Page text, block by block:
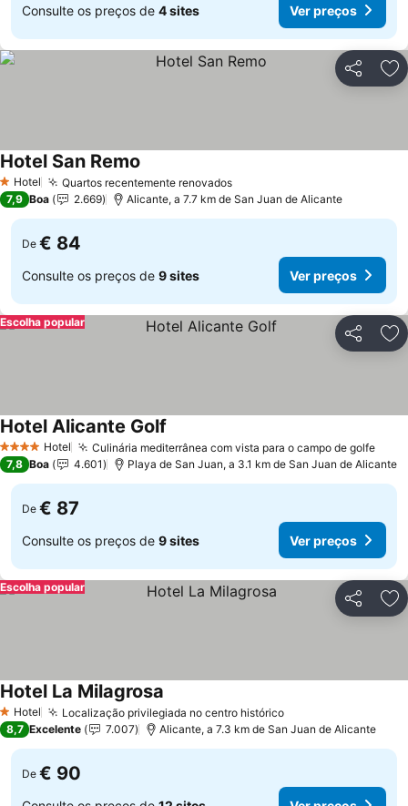
Consulte os preços de 4 sites Ver preços
Partilhar
1 Estrelas
Hotel Quartos recentemente renovados
Hotel San Remo
7,9 Boa 2.669 Alicante, a 7.7 km de San Juan de Alicante
De € 84
Consulte os preços de 9 sites Ver preços
Partilhar
Escolha popular
4 EstrelasHotel Culinária mediterrânea com vista para o campo de golfe
Hotel Alicante Golf
7,8 Boa 4.601 Playa de San Juan, a 3.1 km de San Juan de Alicante
De € 87
Consulte os preços de 9 sites Ver preços
Partilhar
Escolha popular
1 Estrelas
Hotel Localização privilegiada no centro histórico
Hotel La Milagrosa
8,7 Excelente 7.007 Alicante, a 7.3 km de San Juan de Alicante
De € 90